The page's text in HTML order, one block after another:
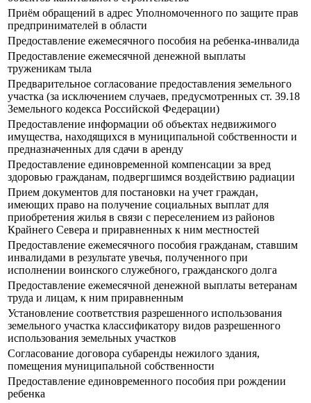
Приём обращений в адрес Уполномоченного по защите прав
предпринимателей в области
Предоставление ежемесячного пособия на ребенка-инвалида
Предоставление ежемесячной денежной выплаты
труженикам тыла
Предварительное согласование предоставления земельного
участка (за исключением случаев, предусмотренных ст. 39.18
Земельного кодекса Российской Федерации)
Предоставление информации об объектах недвижимого
имущества, находящихся в муниципальной собственности и
предназначенных для сдачи в аренду
Предоставление единовременной компенсации за вред
здоровью гражданам, подвергшимся воздействию радиации
Прием документов для постановки на учет граждан,
имеющих право на получение социальных выплат для
приобретения жилья в связи с переселением из районов
Крайнего Севера и приравненных к ним местностей
Предоставление ежемесячного пособия гражданам, ставшим
инвалидами в результате увечья, полученного при
исполнении воинского служебного, гражданского долга
Предоставление ежемесячной денежной выплаты ветеранам
труда и лицам, к ним приравненным
Установление соответствия разрешенного использования
земельного участка классификатору видов разрешенного
использования земельных участков
Согласование договора субаренды нежилого здания,
помещения муниципальной собственности
Предоставление единовременного пособия при рождении
ребенка